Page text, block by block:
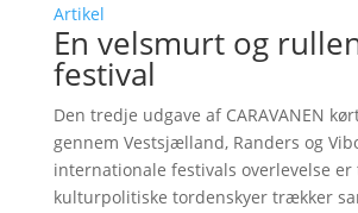
Artikel
En velsmurt og
festival
Den tredje udgave af CARAVANEN
gennem Vestsjælland, Randers og
internationale festivals overlevelse er
kulturpolitiske tordenskyer trækker